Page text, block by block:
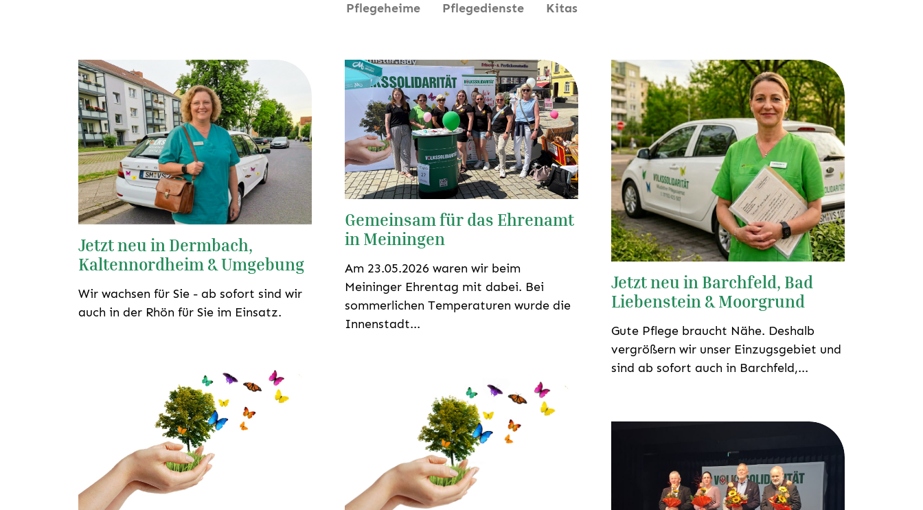
Pflegeheime Pflegedienste Kitas
Jetzt neu in Dermbach,
Kaltennordheim & Umgebung
Wir wachsen für Sie - ab sofort sind wir
auch in der Rhön für Sie im Einsatz.
Gemeinsam für das Ehrenamt
in Meiningen
Am 23.05.2026 waren wir beim
Meininger Ehrentag mit dabei. Bei
sommerlichen Temperaturen wurde die
Innenstadt...
Jetzt neu in Barchfeld, Bad
Liebenstein & Moorgrund
Gute Pflege braucht Nähe. Deshalb
vergrößern wir unser Einzugsgebiet und
sind ab sofort auch in Barchfeld,...